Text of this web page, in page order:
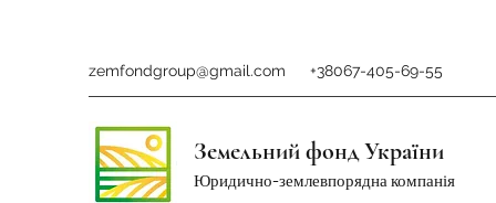
zemfondgroup@gmail.com +38067-405-69-55
Земельний фонд України
Юридично-землевпорядна компанія